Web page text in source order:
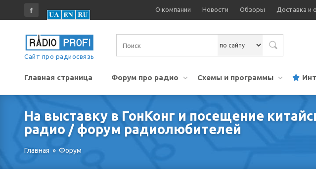
О компании Новости Обзоры Доставка и
Сайт про радиосвязь
Главная страница Форум про радио Схемы и программы
На выставку в ГонКонг и посещение
радио / форум радиолюбителей
Главная » Форум